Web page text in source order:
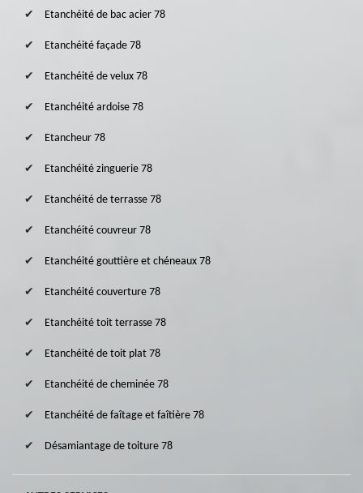
Etanchéité de bac acier 78
Etanchéité façade 78
Etanchéité de velux 78
Etanchéité ardoise 78
Etancheur 78
Etanchéité zinguerie 78
Etanchéité de terrasse 78
Etanchéité couvreur 78
Etanchéité gouttière et chéneaux 78
Etanchéité couverture 78
Etanchéité toit terrasse 78
Etanchéité de toit plat 78
Etanchéité de cheminée 78
Etanchéité de faîtage et faîtière 78
Désamiantage de toiture 78